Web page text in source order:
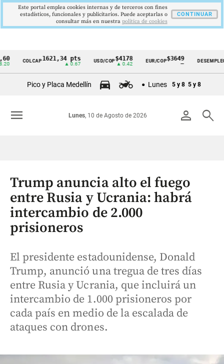
Cintillo
Colombia
COLCAP1621,34 pts USD/COP$4178
▲ 0.42
EUR/COP$3649
—
DESEMPLEO9,9
▼
Pico y Placa Medellín Lunes 5 y 8 5 y 8
person search
Lunes, 10 de Agosto de 2026
menu
Trump anuncia alto el fuego
entre Rusia y Ucrania: habrá
intercambio de 2.000
prisioneros
El presidente estadounidense, Donald
Trump, anunció una tregua de tres días
entre Rusia y Ucrania, que incluirá un
intercambio de 1.000 prisioneros por
cada país en medio de la escalada de
ataques con drones.
Este portal emplea cookies internas y de terceros con fines
estadísticos, funcionales y publicitarios. Puede aceptarlas o
consultar más en nuestra politica de cookies
CONTINUAR